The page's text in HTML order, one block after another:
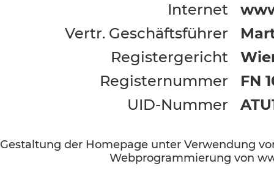
Internet
Vertr. Geschäftsführer
Registergericht
Registernummer
FN
UID-Nummer
Gestaltung der Homepage unter Verwendung
Webprogrammierung von